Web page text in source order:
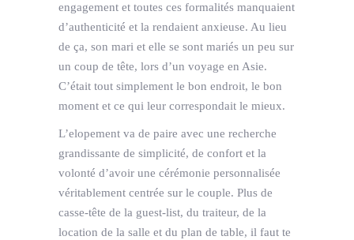
engagement et toutes ces formalités manquaient
d’authenticité et la rendaient anxieuse. Au lieu
de ça, son mari et elle se sont mariés un peu sur
un coup de tête, lors d’un voyage en Asie.
C’était tout simplement le bon endroit, le bon
moment et ce qui leur correspondait le mieux.
L’elopement va de paire avec une recherche
grandissante de simplicité, de confort et la
volonté d’avoir une cérémonie personnalisée
véritablement centrée sur le couple. Plus de
casse-tête de la guest-list, du traiteur, de la
location de la salle et du plan de table, il faut te